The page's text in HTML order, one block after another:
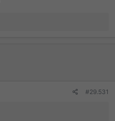
#29.531